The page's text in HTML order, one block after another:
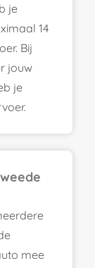
je
14
Bij
jouw
je
mee